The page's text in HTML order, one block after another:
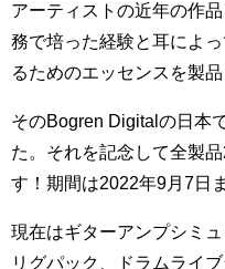
アーティストの近年の作
務で培った経験と耳によ
るためのエッセンスを製
そのBogren Digitalの日本
た。それを記念して全製
す！期間は2022年9月7日
現在はギターアンプシミ
リグパック、ドラムライ